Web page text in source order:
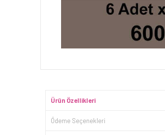
Ürün Özellikleri
Ödeme Seçenekleri